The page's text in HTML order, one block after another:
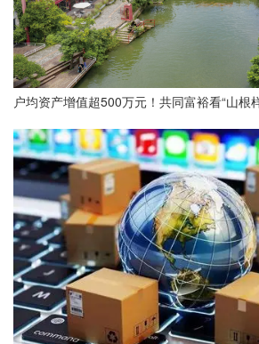
户均资产增值超500万元！共同富裕看“山根